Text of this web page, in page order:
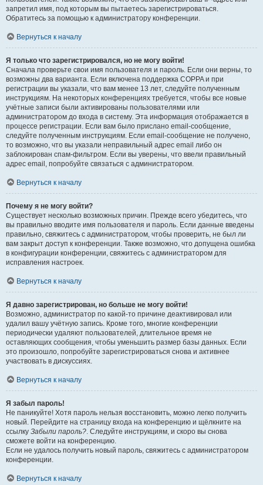
запретил имя, под которым вы пытаетесь зарегистрироваться.
Обратитесь за помощью к администратору конференции.
Вернуться к началу
Я только что зарегистрировался, но не могу войти!
Сначала проверьте свои имя пользователя и пароль. Если они верны, то
возможны два варианта. Если включена поддержка COPPA и при
регистрации вы указали, что вам менее 13 лет, следуйте полученным
инструкциям. На некоторых конференциях требуется, чтобы все новые
учётные записи были активированы пользователями или
администратором до входа в систему. Эта информация отображается в
процессе регистрации. Если вам было прислано email-сообщение,
следуйте полученным инструкциям. Если email-сообщение не получено,
то возможно, что вы указали неправильный адрес email либо он
заблокирован спам-фильтром. Если вы уверены, что ввели правильный
адрес email, попробуйте связаться с администратором.
Вернуться к началу
Почему я не могу войти?
Существует несколько возможных причин. Прежде всего убедитесь, что
вы правильно вводите имя пользователя и пароль. Если данные введены
правильно, свяжитесь с администратором, чтобы проверить, не был ли
вам закрыт доступ к конференции. Также возможно, что допущена ошибка
в конфигурации конференции, свяжитесь с администратором для
исправления настроек.
Вернуться к началу
Я давно зарегистрирован, но больше не могу войти!
Возможно, администратор по какой-то причине деактивировал или
удалил вашу учётную запись. Кроме того, многие конференции
периодически удаляют пользователей, длительное время не
оставляющих сообщения, чтобы уменьшить размер базы данных. Если
это произошло, попробуйте зарегистрироваться снова и активнее
участвовать в дискуссиях.
Вернуться к началу
Я забыл пароль!
Не паникуйте! Хотя пароль нельзя восстановить, можно легко получить
новый. Перейдите на страницу входа на конференцию и щёлкните на
ссылку Забыли пароль?. Следуйте инструкциям, и скоро вы снова
сможете войти на конференцию.
Если не удалось получить новый пароль, свяжитесь с администратором
конференции.
Вернуться к началу